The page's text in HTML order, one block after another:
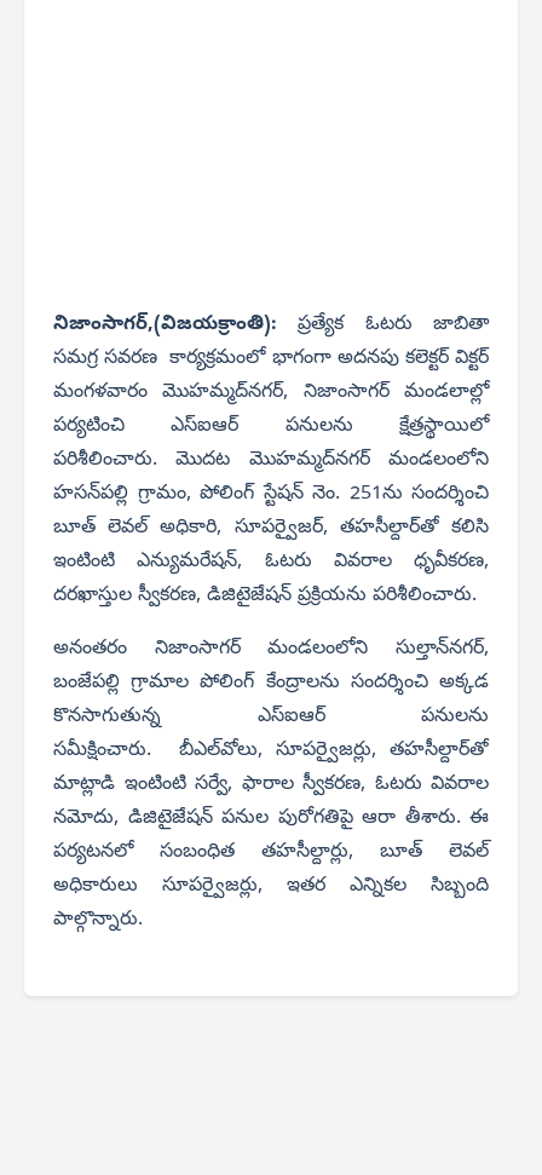
నిజాంసాగర్,(విజయక్రాంతి): ప్రత్యేక ఓటరు జాబితా
సమగ్ర సవరణ కార్యక్రమంలో భాగంగా అదనపు కలెక్టర్ విక్టర్
మంగళవారం మొహమ్మద్‌నగర్, నిజాంసాగర్ మండలాల్లో
పర్యటించి ఎస్‌ఐఆర్ పనులను క్షేత్రస్థాయిలో
పరిశీలించారు.మొదట మొహమ్మద్‌నగర్ మండలంలోని
హసన్‌పల్లి గ్రామం, పోలింగ్ స్టేషన్ నెం. 251ను సందర్శించి
బూత్ లెవల్ అధికారి, సూపర్వైజర్, తహసీల్దార్‌తో కలిసి
ఇంటింటి ఎన్యుమరేషన్, ఓటరు వివరాల ధృవీకరణ,
దరఖాస్తుల స్వీకరణ, డిజిటైజేషన్ ప్రక్రియను పరిశీలించారు.
అనంతరం నిజాంసాగర్ మండలంలోని సుల్తాన్‌నగర్,
బంజేపల్లి గ్రామాల పోలింగ్ కేంద్రాలను సందర్శించి అక్కడ
కొనసాగుతున్న ఎస్‌ఐఆర్ పనులను
సమీక్షించారు. బీఎల్‌వోలు, సూపర్వైజర్లు, తహసీల్దార్‌తో
మాట్లాడి ఇంటింటి సర్వే, ఫారాల స్వీకరణ, ఓటరు వివరాల
నమోదు, డిజిటైజేషన్ పనుల పురోగతిపై ఆరా తీశారు. ఈ
పర్యటనలో సంబంధిత తహసీల్దార్లు, బూత్ లెవల్
అధికారులు సూపర్వైజర్లు, ఇతర ఎన్నికల సిబ్బంది
పాల్గొన్నారు.